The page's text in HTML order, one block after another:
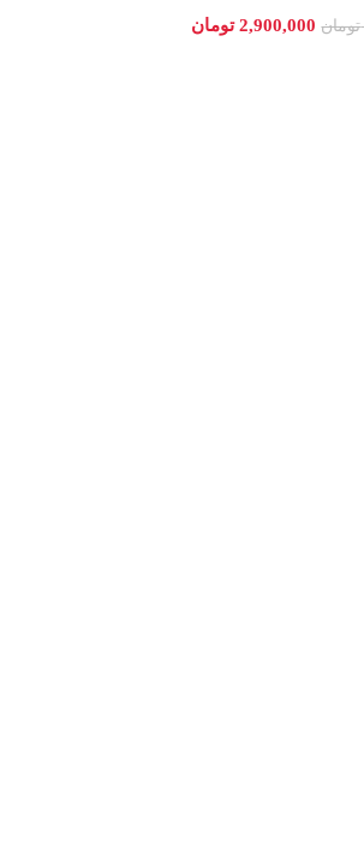
تومان 2,900,000 تومان